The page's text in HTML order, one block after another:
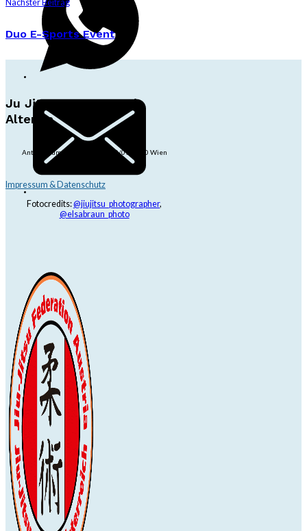
Nächster Beitrag
Duo E-Sports Event
Ju Jitsu Ryu Tsunami
Alterlaa
Anton-Baumgartner-Str. 44/B8/01, 1230 Wien
Impressum & Datenschutz
Fotocredits:@jiujitsu_photographer,
@elsabraun_photo